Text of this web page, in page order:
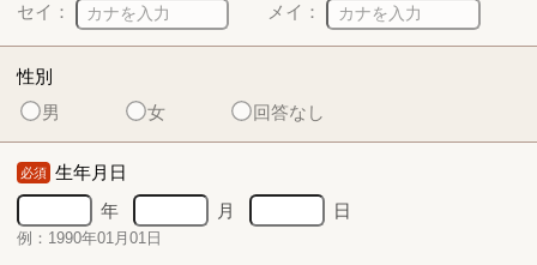
セイ：
メイ：
性別
男
女 回答なし
必須 生年月日
年
月 日
例：1990年01月01日